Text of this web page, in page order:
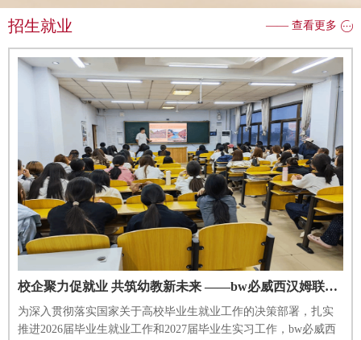
校安全会议要求，对近期重点安全工作进行全面安
排，特别是对五一假期交通安全、防溺水安全进行重
点部署，明确假期安全值守、家校联动提醒、风险隐
患排查等工作要求，切实压实安全责任，筑牢假期安
全防线。随后，全体参会人员集中学习教育部《教育
系统重大事故隐患判定指南》...
招生就业 —— 查看更多
校企聚力促就业 共筑幼教新未来 ——bw必威西汉姆联举办系列企业专场招聘会
为深入贯彻落实国家关于高校毕业生就业工作的决策部署，扎实
推进2026届毕业生就业工作和2027届毕业生实习工作，bw必威西